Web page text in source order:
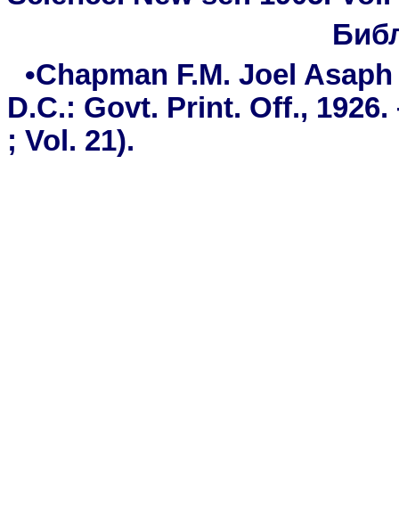
•Chapman F.M. Joel
D.C.: Govt. Print. Off.,
; Vol. 21).